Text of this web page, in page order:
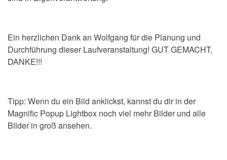
Ein herzlichen Dank an Wolfgang für die Planung und
Durchführung dieser Laufveranstaltung! GUT GEMACHT,
DANKE!!!
Tipp: Wenn du ein Bild anklickst, kannst du dir in der
Magnific Popup Lightbox noch viel mehr Bilder und alle
Bilder in groß ansehen.